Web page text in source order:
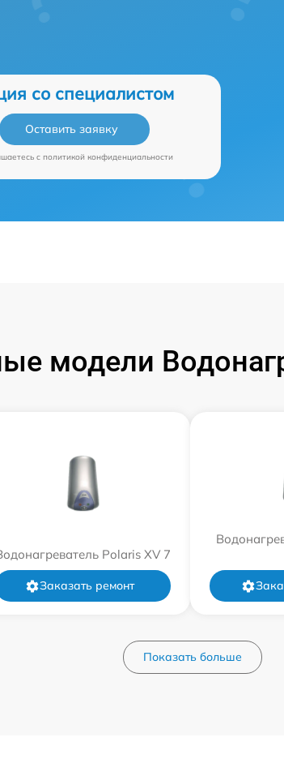
со специалистом
Оставить заявку
c политикой конфиденциальности
модели
Polaris XV 7
Заказать ремонт
Показать больше